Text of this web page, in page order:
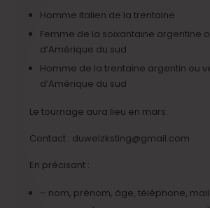
Homme italien de la trentaine
Femme de la soixantaine argentine
d’Amérique du sud
Homme de la trentaine argentin ou
d’Amérique du sud
Le tournage aura lieu en mars.
Contact : duwelzksting@gmail.com
En précisant :
– nom, prénom, âge, téléphone, mail